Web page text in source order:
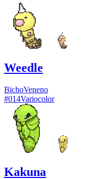
Weedle
BichoVeneno
#014Variocolor
Kakuna